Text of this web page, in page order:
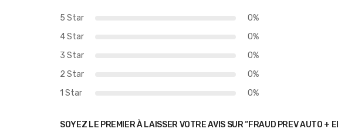
5 Star
0%
4 Star
0%
3 Star
0%
2 Star
0%
1 Star
0%
SOYEZ LE PREMIER À LAISSER VOTRE AVIS SUR “FRAUD PREV AUTO